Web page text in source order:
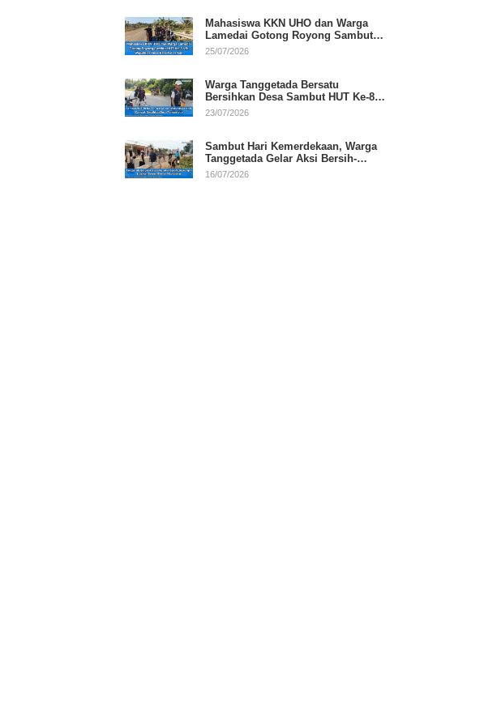
Mahasiswa KKN UHO dan Warga
Lamedai Gotong Royong Sambut
HUT Ke-81 RI
25/07/2026
Warga Tanggetada Bersatu
Bersihkan Desa Sambut HUT Ke-81
RI
23/07/2026
Sambut Hari Kemerdekaan, Warga
Tanggetada Gelar Aksi Bersih-
Bersih Desa
16/07/2026